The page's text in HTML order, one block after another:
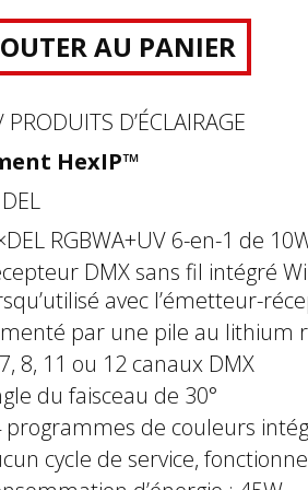
AU PANIER
PRODUITS D’ÉCLAIRAGE
HexIP™
RGBWA+UV 6-en-1 de
DMX sans fil intégré
avec l’émetteur-
par une pile au lithium
8, 11 ou 12 canaux DMX
du faisceau de 30°
programmes de couleurs
cycle de service,